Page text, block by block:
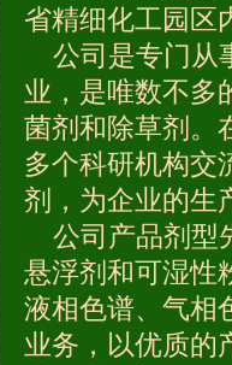
省精细化工园区
公司是专门从
业，是唯数不多
菌剂和除草剂。
多个科研机构交
剂，为企业的生
公司产品剂型
悬浮剂和可湿性
液相色谱、气相
业务，以优质的